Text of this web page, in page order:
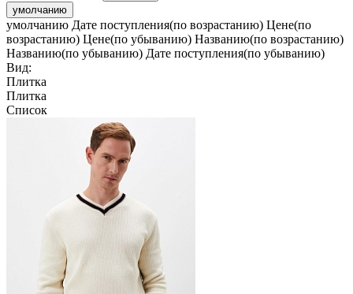
умолчанию
умолчанию Дате поступления(по возрастанию) Цене(по
возрастанию) Цене(по убыванию) Названию(по возрастанию)
Названию(по убыванию) Дате поступления(по убыванию)
Вид:
Плитка
Плитка
Список